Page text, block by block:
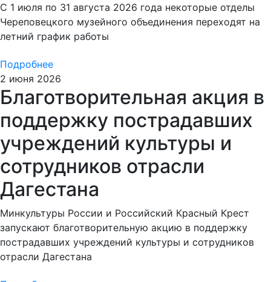
С 1 июля по 31 августа 2026 года некоторые отделы
Череповецкого музейного объединения переходят на
летний график работы
Подробнее
2 июня 2026
Благотворительная акция в
поддержку пострадавших
учреждений культуры и
сотрудников отрасли
Дагестана
Минкультуры России и Российский Красный Крест
запускают благотворительную акцию в поддержку
пострадавших учреждений культуры и сотрудников
отрасли Дагестана